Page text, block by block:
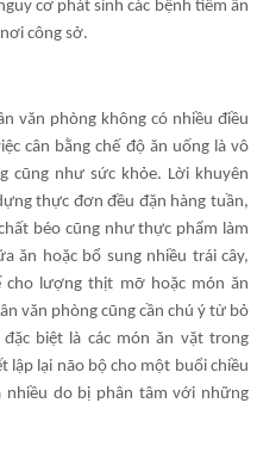
cơ phát sinh các bệnh tiềm ẩn
công sở.
văn phòng không có nhiều điều
cân bằng chế độ ăn uống là vô
cũng như sức khỏe. Lời khuyên
thực đơn đều đặn hàng tuần,
béo cũng như thực phẩm làm
ăn hoặc bổ sung nhiều trái cây,
cho lượng thịt mỡ hoặc món ăn
văn phòng cũng cần chú ý từ bỏ
biệt là các món ăn vặt trong
lập lại não bộ cho một buổi chiều
nhiều do bị phân tâm với những